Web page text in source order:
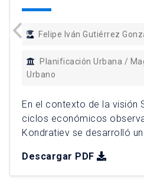
Felipe Iván Gutiérrez
Planificación Urbana /
Urbano
En el contexto de la visión
ciclos económicos
Kondratiev se desarrolló
implementación de la
estudió el proceso de
Descargar PDF